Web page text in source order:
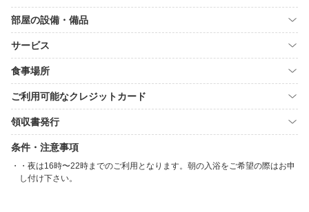
部屋の設備・備品
サービス
食事場所
ご利用可能なクレジットカード
領収書発行
条件・注意事項
・夜は16時〜22時までのご利用となります。朝の入浴をご希望の際はお申
し付け下さい。